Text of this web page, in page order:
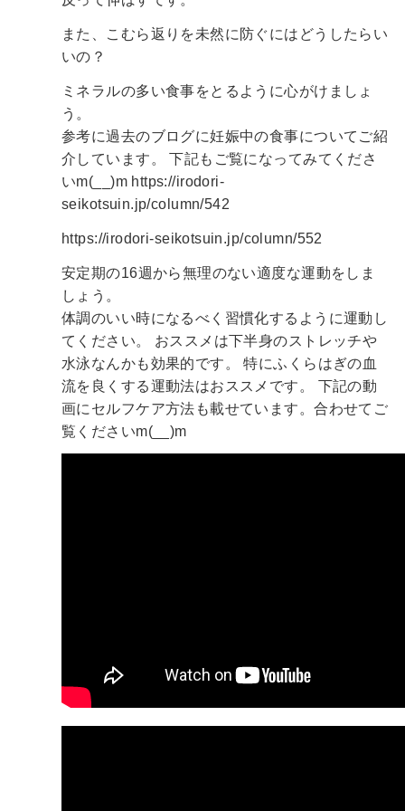
また、こむら返りを未然に防ぐにはどうしたらい
いの？
ミネラルの多い食事をとるように心がけましょ
う。
参考に過去のブログに妊娠中の食事についてご紹
介しています。
下記もご覧になってみてくださ
いm(__)m https://irodori-
seikotsuin.jp/column/542
https://irodori-seikotsuin.jp/column/552
安定期の16週から無理のない適度な運動をしま
しょう。
体調のいい時になるべく習慣化するように運動し
てください。
おススメは下半身のストレッチや
水泳なんかも効果的です。
特にふくらはぎの血
流を良くする運動法はおススメです。
下記の動
画にセルフケア方法も載せています。合わせてご
覧くださいm(__)m